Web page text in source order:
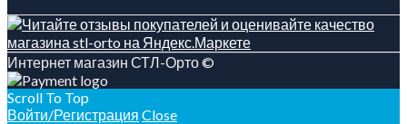
Интернет магазин СТЛ-Орто ©
Scroll To Top
Войти/Регистрация Close